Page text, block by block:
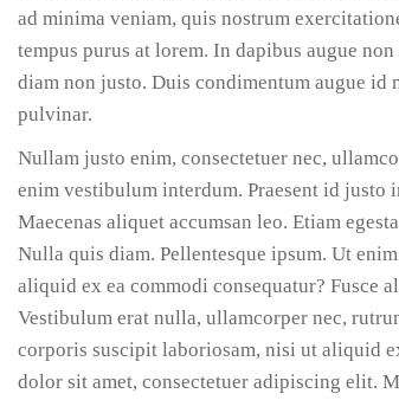
ad minima veniam, quis nostrum
tempus purus at lorem. In dapibus augue
diam non justo. Duis condimentum augue id
pulvinar.
Nullam justo enim, consectetuer nec,
enim vestibulum interdum. Praesent id justo
Maecenas aliquet accumsan leo. Etiam
Nulla quis diam. Pellentesque ipsum. Ut
aliquid ex ea commodi consequatur? Fusce
Vestibulum erat nulla, ullamcorper nec,
corporis suscipit laboriosam, nisi ut aliquid
dolor sit amet, consectetuer adipiscing elit.